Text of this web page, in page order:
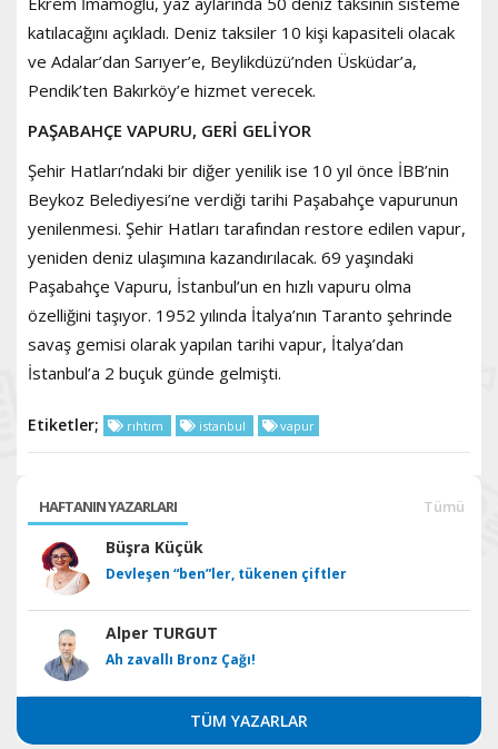
katılacağını açıkladı. Deniz taksiler 10 kişi kapasiteli olacak
ve Adalar’dan Sarıyer’e, Beylikdüzü’nden Üsküdar’a,
Pendik’ten Bakırköy’e hizmet verecek.
PAŞABAHÇE VAPURU, GERİ GELİYOR
Şehir Hatları’ndaki bir diğer yenilik ise 10 yıl önce İBB’nin
Beykoz Belediyesi’ne verdiği tarihi Paşabahçe vapurunun
yenilenmesi. Şehir Hatları tarafından restore edilen vapur,
yeniden deniz ulaşımına kazandırılacak. 69 yaşındaki
Paşabahçe Vapuru, İstanbul’un en hızlı vapuru olma
özelliğini taşıyor. 1952 yılında İtalya’nın Taranto şehrinde
savaş gemisi olarak yapılan tarihi vapur, İtalya’dan
İstanbul’a 2 buçuk günde gelmişti.
Etiketler; rıhtım istanbul vapur
HAFTANIN YAZARLARI Tümü
Büşra Küçük
Devleşen “ben”ler, tükenen çiftler
Alper TURGUT
Ah zavallı Bronz Çağı!
TÜM YAZARLAR